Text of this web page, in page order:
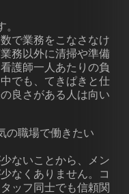
で業務をこなさなけ
務以外に清掃や準備
護師一人あたりの負
でも、てきぱきと仕
良さがある人は向い
の職場で働きたい
ないことから、メン
なくありません。コ
ッフ同士でも信頼関